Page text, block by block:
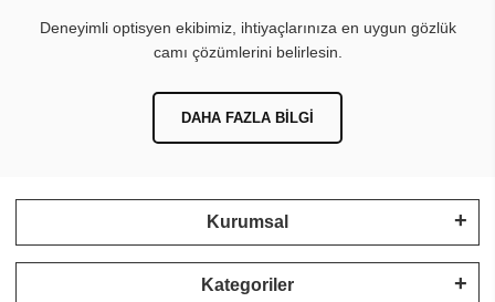
Deneyimli optisyen ekibimiz, ihtiyaçlarınıza en uygun gözlük
camı çözümlerini belirlesin.
DAHA FAZLA BILGI
Kurumsal
Kategoriler